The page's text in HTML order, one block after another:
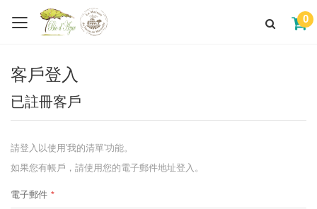
0
客戶登入
已註冊客戶
請登入以使用'我的清單'功能。
如果您有帳戶，請使用您的電子郵件地址登入。
電子郵件